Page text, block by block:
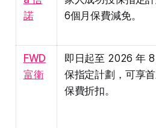
諾
6個月保費減免。
FWD
富衛
即日起至 2026 年
保指定計劃，可享
保費折扣。